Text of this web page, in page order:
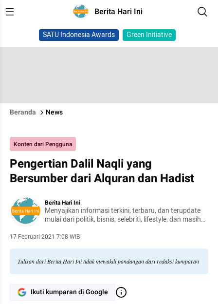
Berita Hari Ini
SATU Indonesia Awards Green Initiative
Beranda News
Konten dari Pengguna
Pengertian Dalil Naqli yang
Bersumber dari Alquran dan Hadist
Berita Hari Ini
Menyajikan informasi terkini, terbaru, dan terupdate
mulai dari politik, bisnis, selebriti, lifestyle, dan masih
17 Februari 2021 7:08 WIB
Tulisan dari Berita Hari Ini tidak mewakili pandangan dari redaksi kumparan
Ikuti kumparan di Google